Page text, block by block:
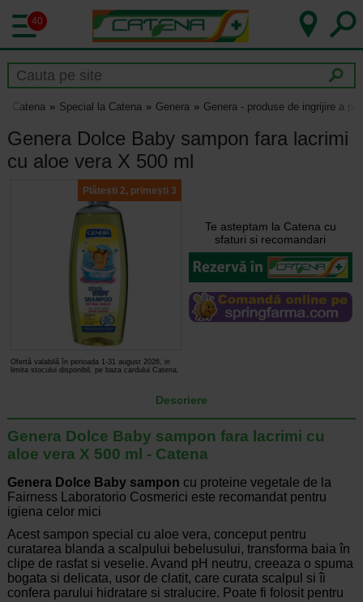
40
Catena Special la Catena Genera Genera - produse de ingrijire a
Genera Dolce Baby sampon fara lacrimi
cu aloe vera X 500 ml
Plătești 2, primești 3
Ofertă valabilă în perioada 1-31 august 2026, in
limita stocului disponibil, pe baza cardului Catena.
Te asteptam la Catena cu
sfaturi si recomandari
Descriere
Genera Dolce Baby sampon fara lacrimi cu
aloe vera X 500 ml - Catena
Genera Dolce Baby sampon cu proteine vegetale de la
Fairness Laboratorio Cosmerici este recomandat pentru
igiena celor mici
Acest sampon special cu aloe vera, conceput pentru
curatarea blanda a scalpului bebelusului, transforma baia în
clipe de rasfat si veselie. Avand pH neutru, creeaza o spuma
bogata si delicata, usor de clatit, care curata scalpul si îi
confera parului hidratare si stralucire. Poate fi folosit pentru